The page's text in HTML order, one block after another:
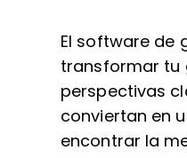
El software de
transformar tu
perspectivas
conviertan en
encontrar la